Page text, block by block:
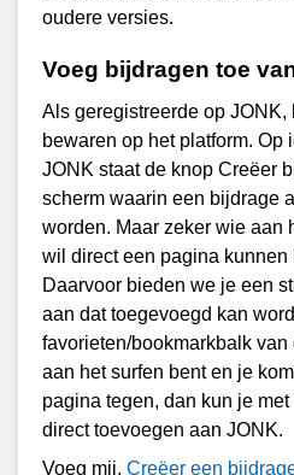
oudere versies.
Voeg bijdragen toe
Als geregistreerde op JONK,
bewaren op het platform. Op
JONK staat de knop Creëer
scherm waarin een bijdrage
worden. Maar zeker wie aan
wil direct een pagina
Daarvoor bieden we je een
aan dat toegevoegd kan
favorieten/bookmarkbalk van
aan het surfen bent en je
pagina tegen, dan kun je
direct toevoegen aan JONK.
Voeg mij, Creëer een